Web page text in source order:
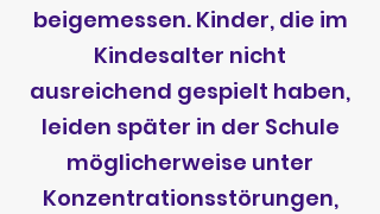
beigemessen. Kinder, die im
Kindesalter nicht
ausreichend gespielt haben,
leiden später in der Schule
möglicherweise unter
Konzentrationsstörungen,